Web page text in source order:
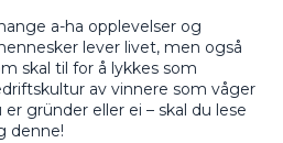
a-ha opplevelser og
lever livet, men også
skal til for å lykkes som
av vinnere som våger
gründer eller ei – skal du lese
denne!